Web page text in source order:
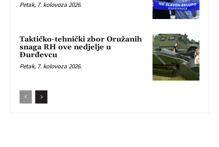
Petak, 7. kolovoza 2026.
Taktičko-tehnički zbor Oružanih
snaga RH ove nedjelje u
Đurđevcu
Petak, 7. kolovoza 2026.